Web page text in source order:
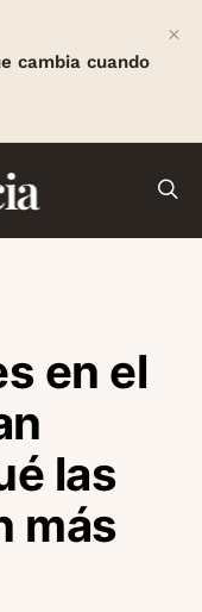
cambia cuando
×
en el
las
más